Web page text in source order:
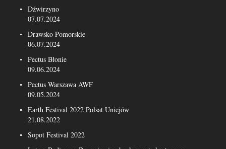
Dźwirzyno
07.07.2024
Drawsko Pomorskie
06.07.2024
Pectus Błonie
09.06.2024
Pectus Warszawa AWF
09.05.2024
Earth Festival 2022 Polsat Uniejów
21.08.2022
Sopot Festival 2022